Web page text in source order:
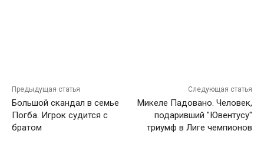
Предыдущая статья
Большой скандал в семье
Погба. Игрок судится с
братом
Следующая статья
Микеле Падовано. Человек,
подаривший "Ювентусу"
триумф в Лиге чемпионов